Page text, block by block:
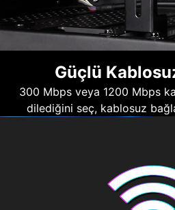
Güçlü
300 Mbps veya 1200 Mbps
dilediğini seç, kablosuz